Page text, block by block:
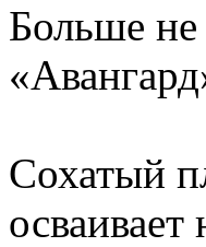
Больше
Сохатый